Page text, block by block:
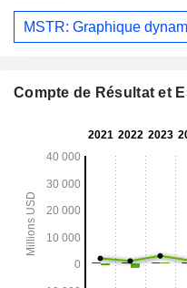
MSTR: Graphique
Compte de Résultat et